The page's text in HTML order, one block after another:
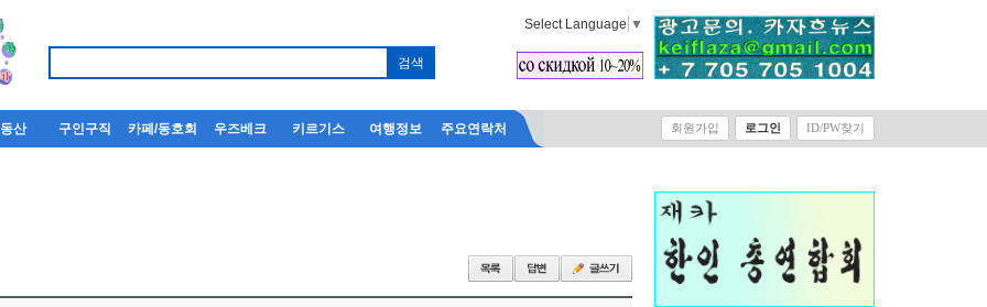
Select Language ▼
산 구인구직 카페/동호회 우즈베크 키르기스 여행정보 주요연락처 회원가입 로그인 ID/PW찾기